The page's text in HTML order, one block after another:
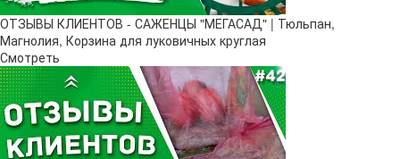
ОТЗЫВЫ КЛИЕНТОВ - САЖЕНЦЫ "МЕГАСАД" | Тюльпан,
Магнолия, Корзина для луковичных круглая
Смотреть